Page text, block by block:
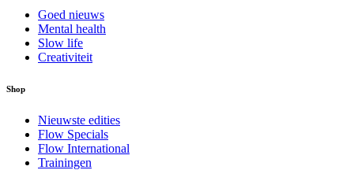
Goed nieuws
Mental health
Slow life
Creativiteit
Shop
Nieuwste edities
Flow Specials
Flow International
Trainingen